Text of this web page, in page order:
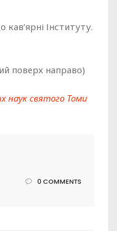
Інституту.
поверх направо)
наук святого Томи
0 COMMENTS